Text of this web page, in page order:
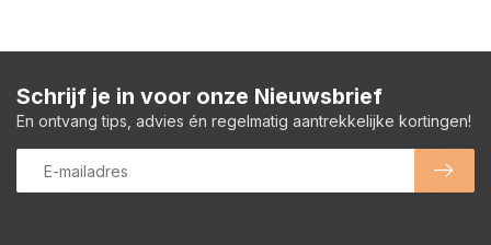
Schrijf je in voor onze Nieuwsbrief
En ontvang tips, advies én regelmatig aantrekkelijke kortingen!